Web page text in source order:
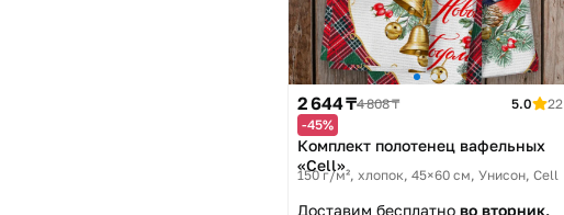
2 644 ₸4 808 ₸ 5.0
22
-45%
Комплект полотенец вафельных
«Cell»
150 г/м², хлопок, 45×60 см Унисон, Cell
Доставим бесплатно во вторник,